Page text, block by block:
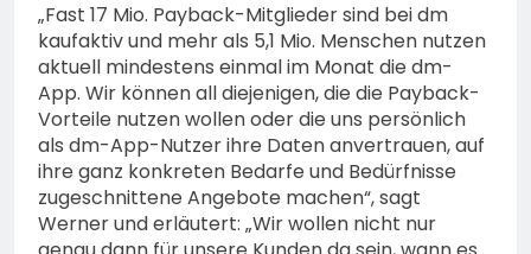
„Fast 17 Mio. Payback-Mitglieder sind bei dm
kaufaktiv und mehr als 5,1 Mio. Menschen nutzen
aktuell mindestens einmal im Monat die dm-
App. Wir können all diejenigen, die die Payback-
Vorteile nutzen wollen oder die uns persönlich
als dm-App-Nutzer ihre Daten anvertrauen, auf
ihre ganz konkreten Bedarfe und Bedürfnisse
zugeschnittene Angebote machen“, sagt
Werner und erläutert: „Wir wollen nicht nur